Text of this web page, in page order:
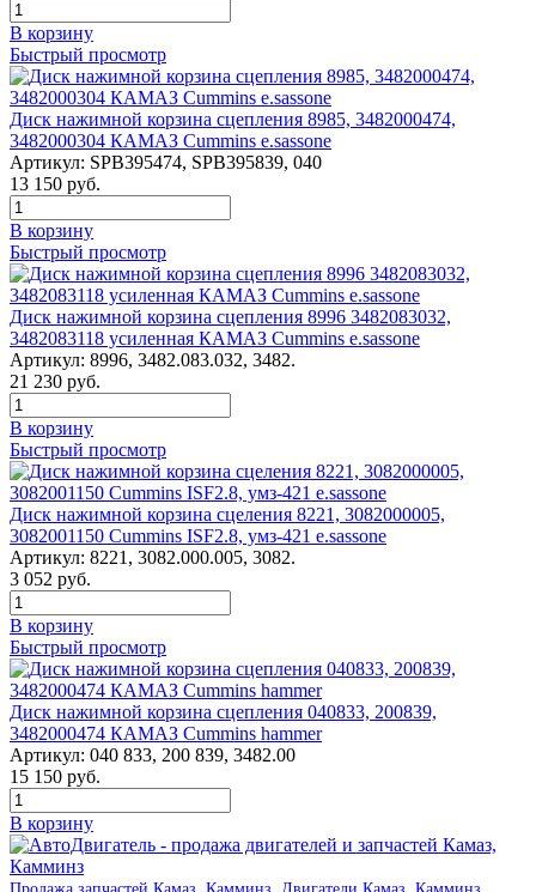
В корзину
Быстрый просмотр
Диск нажимной корзина сцепления 8985, 3482000474,
3482000304 КАМАЗ Cummins e.sassone
Артикул: SPB395474, SPB395839, 040
13 150 руб.
В корзину
Быстрый просмотр
Диск нажимной корзина сцепления 8996 3482083032,
3482083118 усиленная КАМАЗ Cummins e.sassone
Артикул: 8996, 3482.083.032, 3482.
21 230 руб.
В корзину
Быстрый просмотр
Диск нажимной корзина сцеления 8221, 3082000005,
3082001150 Cummins ISF2.8, умз-421 e.sassone
Артикул: 8221, 3082.000.005, 3082.
3 052 руб.
В корзину
Быстрый просмотр
Диск нажимной корзина сцепления 040833, 200839,
3482000474 КАМАЗ Cummins hammer
Артикул: 040 833, 200 839, 3482.00
15 150 руб.
В корзину